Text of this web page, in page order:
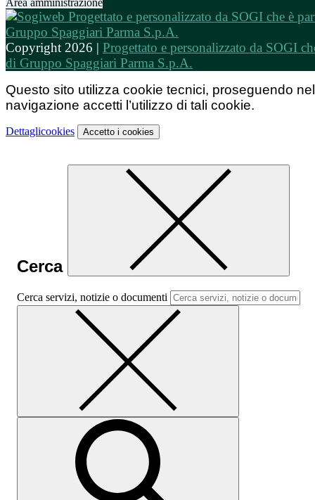
Area amministrazione
Copyright 2026 | Progettato e personalizzato da SOGI
di Gruppo Spaggiari Parma S.p.A.
Questo sito utilizza cookie tecnici, proseguendo
navigazione accetti l’utilizzo di tali cookie.
Dettaglicookies Accetto i cookies
Cerca
Cerca servizi, notizie o documenti